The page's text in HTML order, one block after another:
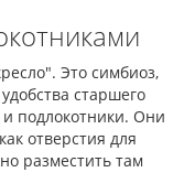
Это симбиоз,
старшего
подлокотники. Они
отверстия для
разместить там